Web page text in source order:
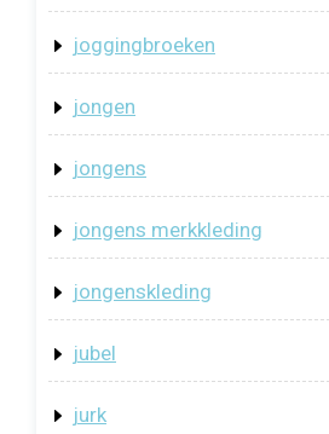
joggingbroeken
jongen
jongens
jongens merkkleding
jongenskleding
jubel
jurk